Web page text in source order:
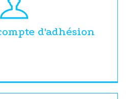
d'adhésion